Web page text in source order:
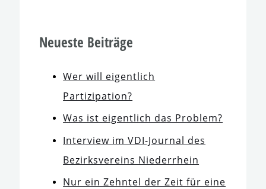
Neueste Beiträge
Wer will eigent­lich
Partizipation?
Was ist eigent­lich das Problem?
Interview im VDI-Journal des
Bezirksvereins Niederrhein
Nur ein Zehntel der Zeit für eine